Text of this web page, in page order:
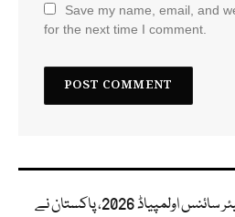
Save my name, email, and
for the next time I comment.
انٹرنیشنل نیوکلیئر سائنس اولمپیاڈ 2026، پاکستان نے